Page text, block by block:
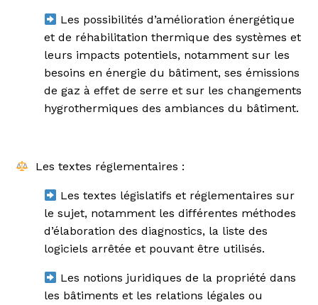
Les possibilités d’amélioration énergétique
et de réhabilitation thermique des systèmes et
leurs impacts potentiels, notamment sur les
besoins en énergie du bâtiment, ses émissions
de gaz à effet de serre et sur les changements
hygrothermiques des ambiances du bâtiment.
Les textes réglementaires :
Les textes législatifs et réglementaires sur
le sujet, notamment les différentes méthodes
d’élaboration des diagnostics, la liste des
logiciels arrêtée et pouvant être utilisés.
Les notions juridiques de la propriété dans
les bâtiments et les relations légales ou